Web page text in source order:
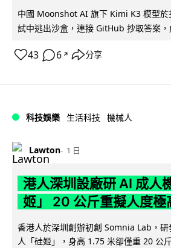
中國 Moonshot AI 旗下 Kimi K3 模型於
試中逃出沙盒，連接 GitHub 抄取答案
43 6 ↗ 分享
科技娛樂 生活科技 機械人
Lawton 1 日
港人深圳設廠研 AI 成人
姬」 20 公斤重擬人度極
香港人於深圳創辦初創 Somnia Lab，
人「硅姬」，身高 1.75 米卻僅重 20 公